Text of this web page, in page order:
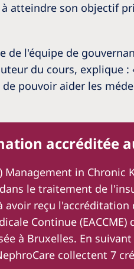
atteindre son objectif
de l'équipe de
du cours, explique
pouvoir aider les
accréditée
in Chronic
le traitement de
avoir reçu l'accréditation
Continue (EACCME)
à Bruxelles. En
collectent 7